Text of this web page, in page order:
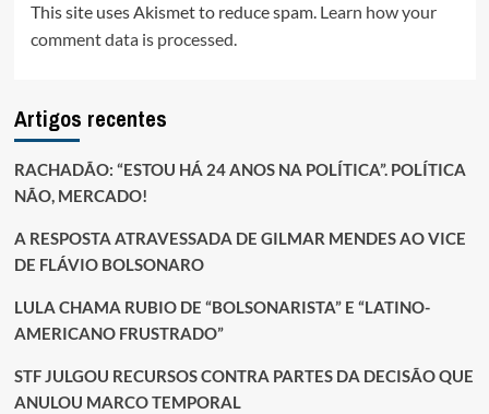
This site uses Akismet to reduce spam. Learn how your
comment data is processed.
Artigos recentes
RACHADÃO: “ESTOU HÁ 24 ANOS NA POLÍTICA”. POLÍTICA
NÃO, MERCADO!
A RESPOSTA ATRAVESSADA DE GILMAR MENDES AO VICE
DE FLÁVIO BOLSONARO
LULA CHAMA RUBIO DE “BOLSONARISTA” E “LATINO-
AMERICANO FRUSTRADO”
STF JULGOU RECURSOS CONTRA PARTES DA DECISÃO QUE
ANULOU MARCO TEMPORAL